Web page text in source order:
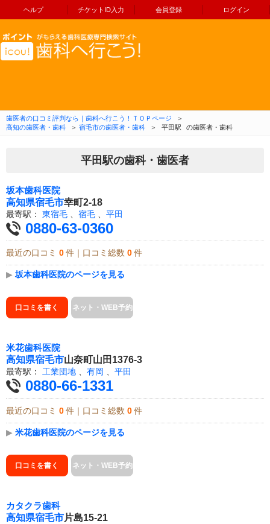
ヘルプ チケットID入力 会員登録 ログイン
コンテンツへ移動
歯医者の口コミ評判なら｜歯科へ行こう！ＴＯＰページ
＞
高知の歯医者・歯科
＞ 宿毛市の歯医者・歯科 ＞ 平田駅 の歯医者・歯科
平田駅の歯科・歯医者
坂本歯科医院
高知県宿毛市幸町2-18
最寄駅： 東宿毛 宿毛 平田
0880-63-0360
最近の口コミ 0 件｜口コミ総数 0 件
▶ 坂本歯科医院のページを見る
口コミを書く ネット・WEB予約
米花歯科医院
高知県宿毛市山奈町山田1376-3
最寄駅： 工業団地 、 有岡 、 平田
0880-66-1331
最近の口コミ 0 件｜口コミ総数 0 件
▶ 米花歯科医院のページを見る
口コミを書く ネット・WEB予約
カタクラ歯科
高知県宿毛市片島15-21